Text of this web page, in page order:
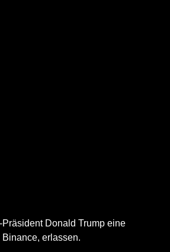
Donald Trump eine
erlassen.